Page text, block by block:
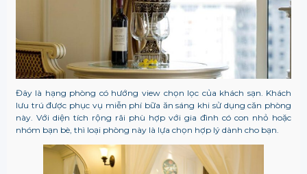
Đây là hạng phòng có hướng view chọn lọc của khách sạn. Khách
lưu trú được phục vụ miễn phí bữa ăn sáng khi sử dụng căn phòng
này. Với diện tích rộng rãi phù hợp với gia đình có con nhỏ hoặc
nhóm bạn bè, thì loại phòng này là lựa chọn hợp lý dành cho bạn.